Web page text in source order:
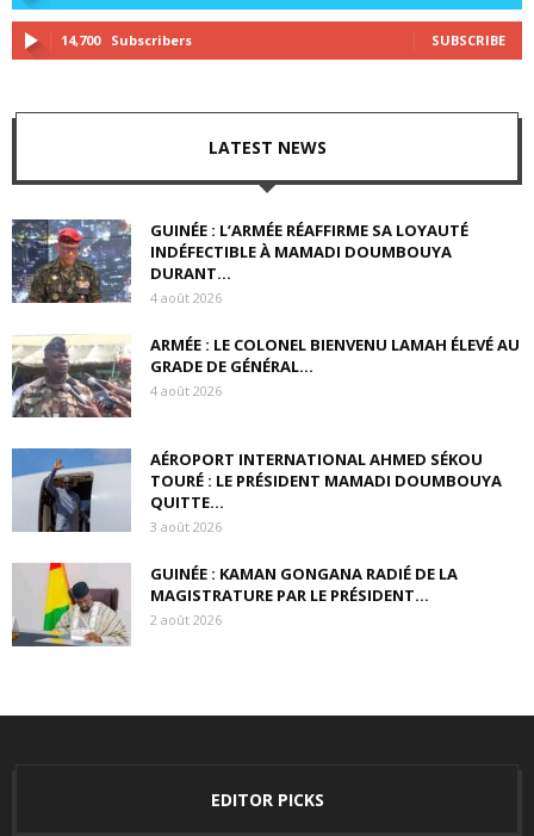
14,700 Subscribers SUBSCRIBE
LATEST NEWS
GUINÉE : L’ARMÉE RÉAFFIRME SA LOYAUTÉ
INDÉFECTIBLE À MAMADI DOUMBOUYA
DURANT...
4 août 2026
ARMÉE : LE COLONEL BIENVENU LAMAH ÉLEVÉ AU
GRADE DE GÉNÉRAL...
4 août 2026
AÉROPORT INTERNATIONAL AHMED SÉKOU
TOURÉ : LE PRÉSIDENT MAMADI DOUMBOUYA
QUITTE...
3 août 2026
GUINÉE : KAMAN GONGANA RADIÉ DE LA
MAGISTRATURE PAR LE PRÉSIDENT...
2 août 2026
EDITOR PICKS